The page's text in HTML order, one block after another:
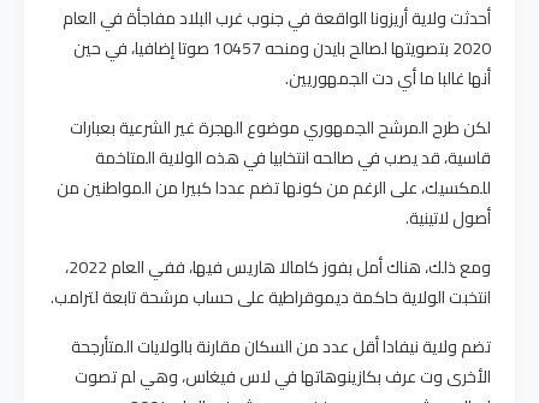
أحدثت ولاية أريزونا الواقعة في جنوب غرب البلاد مفاجأة في العام
2020 بتصويتها لصالح بايدن ومنحه 10457 صوتا إضافيا، في حين
أنها غالبا ما أي دت الجمهوريين.
لكن طرح المرشح الجمهوري موضوع الهجرة غير الشرعية بعبارات
قاسية، قد يصب في صالحه انتخابيا في هذه الولاية المتاخمة
للمكسيك، على الرغم من كونها تضم عددا كبيرا من المواطنين من
أصول لاتينية.
ومع ذلك، هناك أمل بفوز كامالا هاريس فيها، ففي العام 2022،
انتخبت الولاية حاكمة ديموقراطية على حساب مرشحة تابعة لترامب.
تضم ولاية نيفادا أقل عدد من السكان مقارنة بالولايات المتأرجحة
الأخرى وت عرف بكازينوهاتها في لاس فيغاس، وهي لم تصوت